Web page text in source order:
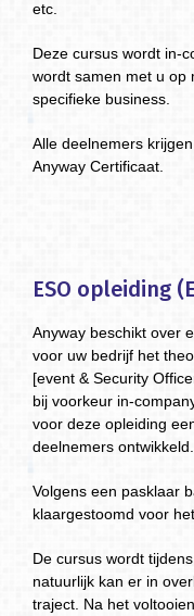
etc.
Deze cursus wordt in-
wordt samen met u op
specifieke business.
Alle deelnemers
Anyway Certificaat.
ESO opleiding
Anyway beschikt over
voor uw bedrijf het
[event & Security
bij voorkeur in-
voor deze opleiding
deelnemers ontwikkeld.
Volgens een pasklaar
klaargestoomd voor
De cursus wordt
natuurlijk kan er in
traject. Na het